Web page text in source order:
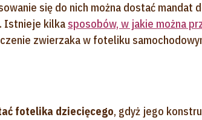
się do nich można dostać mandat
Istnieje kilka sposobów, w jakie można
zwierzaka w foteliku
fotelika dziecięcego, gdyż jego